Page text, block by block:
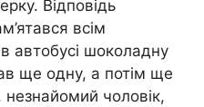
Відповідь
всім
автобусі шоколадну
ще одну, а потім ще
чоловік,